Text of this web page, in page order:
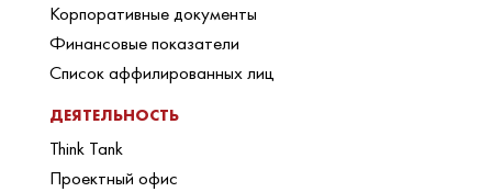
Корпоративные документы
Финансовые показатели
Список аффилированных лиц
ДЕЯТЕЛЬНОСТЬ
Think Tank
Проектный офис